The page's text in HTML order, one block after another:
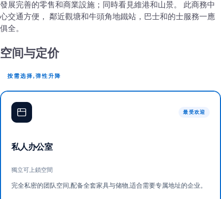
發展完善的零售和商業設施；同時看見維港和山景。 此商務中
心交通方便， 鄰近觀塘和牛頭角地鐵站，巴士和的士服務一應
俱全。
空间与定价
按需选择,弹性升降
最受欢迎
私人办公室
獨立可上鎖空間
完全私密的团队空间,配备全套家具与储物,适合需要专属地址的企业。